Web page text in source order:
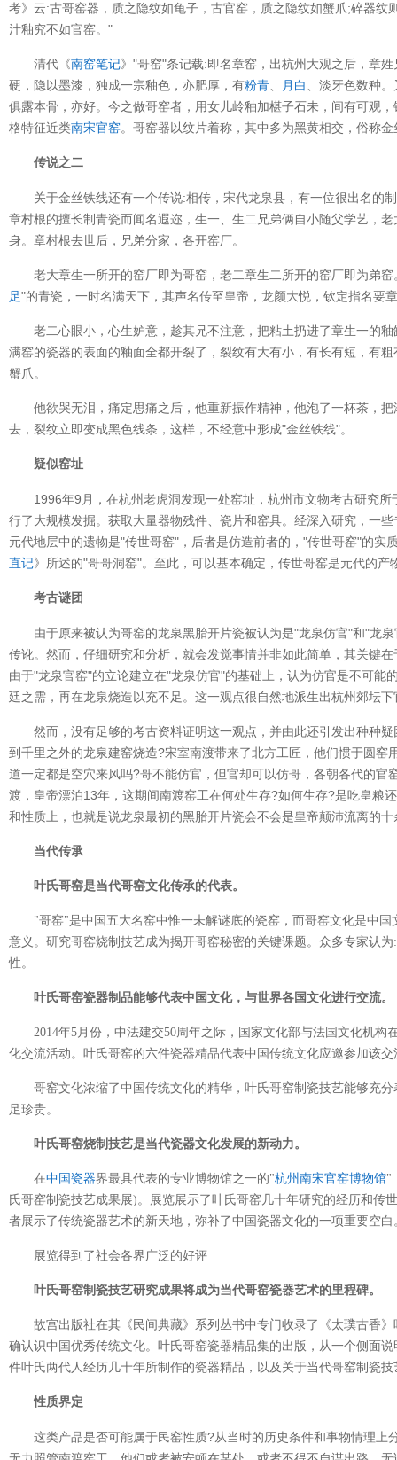
考》云:古哥窑器，质之隐纹如龟子，古官窑，质之隐纹如蟹爪;碎器
汁釉究不如官窑。"
清代《南窑笔记》"哥窑"条记载:即名章窑，出杭州大观之后，章
硬，隐以墨漆，独成一宗釉色，亦肥厚，有粉青 月白
、淡牙色数种
俱露本骨，亦好。今之做哥窑者，用女儿岭釉加椹子石未，间有可观
格特征近类南宋官窑。哥窑器以纹片着称，其中多为黑黄相交，俗称金
传说之二
关于金丝铁线还有一个传说:相传，宋代龙泉县，有一位很出名的
章村根的擅长制青瓷而闻名遐迩，生一、生二兄弟俩自小随父学艺，
身。章村根去世后，兄弟分家，各开窑厂。
老大章生一所开的窑厂即为哥窑，老二章生二所开的窑厂即为弟
足"的青瓷，一时名满天下，其声名传至皇帝，龙颜大悦，钦定指名要
老二心眼小，心生妒意，趁其兄不注意，把粘土扔进了章生一的
满窑的瓷器的表面的釉面全都开裂了，裂纹有大有小，有长有短，有
蟹爪。
他欲哭无泪，痛定思痛之后，他重新振作精神，他泡了一杯茶，
去，裂纹立即变成黑色线条，这样，不经意中形成"金丝铁线"。
疑似窑址
1996年9月，在杭州老虎洞发现一处窑址，杭州市文物考古研究
行了大规模发掘。获取大量器物残件、瓷片和窑具。经深入研究，一
元代地层中的遗物是"传世哥窑"，后者是仿造前者的，"传世哥窑"的实
直记》所述的"哥哥洞窑"。至此，可以基本确定，传世哥窑是元代的产
考古谜团
由于原来被认为哥窑的龙泉黑胎开片瓷被认为是"龙泉仿官"和"龙
传讹。然而，仔细研究和分析，就会发觉事情并非如此简单，其关键
由于"龙泉官窑"的立论建立在"龙泉仿官"的基础上，认为仿官是不可
廷之需，再在龙泉烧造以充不足。这一观点很自然地派生出杭州郊坛
然而，没有足够的考古资料证明这一观点，并由此还引发出种种
到千里之外的龙泉建窑烧造?宋室南渡带来了北方工匠，他们惯于圆
道一定都是空穴来风吗?哥不能仿官，但官却可以仿哥，各朝各代的
渡，皇帝漂泊13年，这期间南渡窑工在何处生存?如何生存?是吃皇粮
和性质上，也就是说龙泉最初的黑胎开片瓷会不会是皇帝颠沛流离的
当代传承
叶氏哥窑是当代哥窑文化传承的代表。
"哥窑"是中国五大名窑中惟一未解谜底的瓷窑，而哥窑文化是中
意义。研究哥窑烧制技艺成为揭开哥窑秘密的关键课题。众多专家认
性。
叶氏哥窑瓷器制品能够代表中国文化，与世界各国文化进行交流。
2014年5月份，中法建交50周年之际，国家文化部与法国文化机
化交流活动。叶氏哥窑的六件瓷器精品代表中国传统文化应邀参加该交
哥窑文化浓缩了中国传统文化的精华，叶氏哥窑制瓷技艺能够充
足珍贵。
叶氏哥窑烧制技艺是当代瓷器文化发展的新动力。
在中国瓷器界最具代表的专业博物馆之一的"杭州南宋官窑博物馆"
氏哥窑制瓷技艺成果展)。展览展示了叶氏哥窑几十年研究的经历和
者展示了传统瓷器艺术的新天地，弥补了中国瓷器文化的一项重要空白
展览得到了社会各界广泛的好评
叶氏哥窑制瓷技艺研究成果将成为当代哥窑瓷器艺术的里程碑。
故宫出版社在其《民间典藏》系列丛书中专门收录了《太璞古香
确认识中国优秀传统文化。叶氏哥窑瓷器精品集的出版，从一个侧面
件叶氏两代人经历几十年所制作的瓷器精品，以及关于当代哥窑制瓷
性质界定
这类产品是否可能属于民窑性质?从当时的历史条件和事物情理